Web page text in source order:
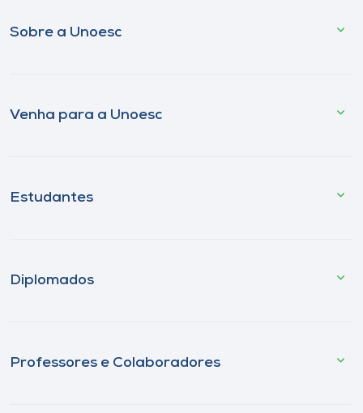
Sobre a Unoesc
Venha para a Unoesc
Estudantes
Diplomados
Professores e Colaboradores